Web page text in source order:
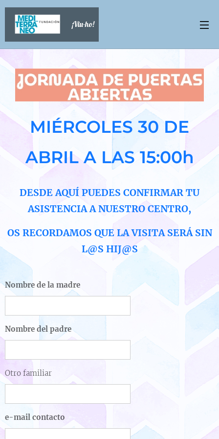
¡Viu-ho!
MIÉRCOLES 30 DE
ABRIL A LAS 15:00h
DESDE AQUÍ PUEDES CONFIRMAR TU
ASISTENCIA A NUESTRO CENTRO,
OS RECORDAMOS QUE LA VISITA SERÁ SIN
L@S HIJ@S
Nombre de la madre
Nombre del padre
Otro familiar
e-mail contacto